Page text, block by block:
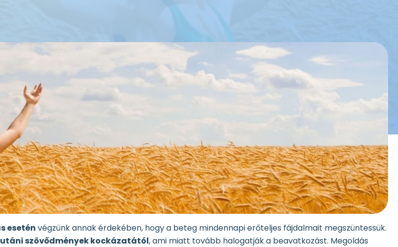
esetén végzünk annak érdekében, hogy a beteg mindennapi erőteljes fájdalmait megszüntessük.
szövődmények kockázatától, ami miatt tovább halogatják a beavatkozást. Megoldás